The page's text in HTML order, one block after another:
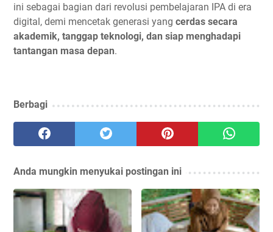
ini sebagai bagian dari revolusi pembelajaran IPA di era
digital, demi mencetak generasi yang cerdas secara
akademik, tanggap teknologi, dan siap menghadapi
tantangan masa depan.
Berbagi
Anda mungkin menyukai postingan ini